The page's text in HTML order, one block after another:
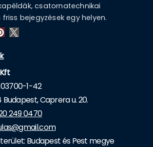
csatornatechnikai
bejegyzések egy helyen.
1-42
Budapest, Caprera u. 20.
249 0470
Budapest és Pest megye